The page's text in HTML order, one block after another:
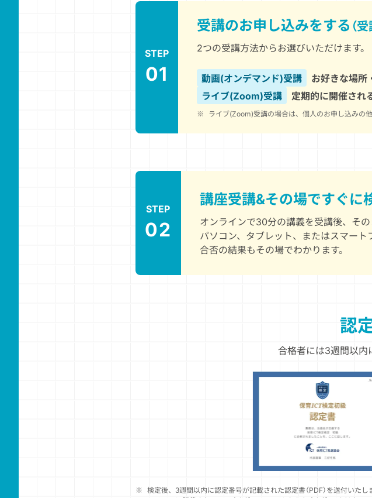
STEP
01
受講のお申し込みをする （
2つの受講方法からお選びいただけます。
動画(オンデマンド)受講
お好きな場所
ライブ(Zoom)受講
定期的に開催され
※ ライブ(Zoom)受講の場合は、個人のお申し込みの
STEP
02
講座受講&その場ですぐに
オンラインで30分の講義を受講後、その
パソコン、タブレット、またはスマート
合否の結果もその場でわかります。
認
合格者には3週間以内
※ 検定後、3週間以内に認定番号が記載された認定書（PDF）を送付いた